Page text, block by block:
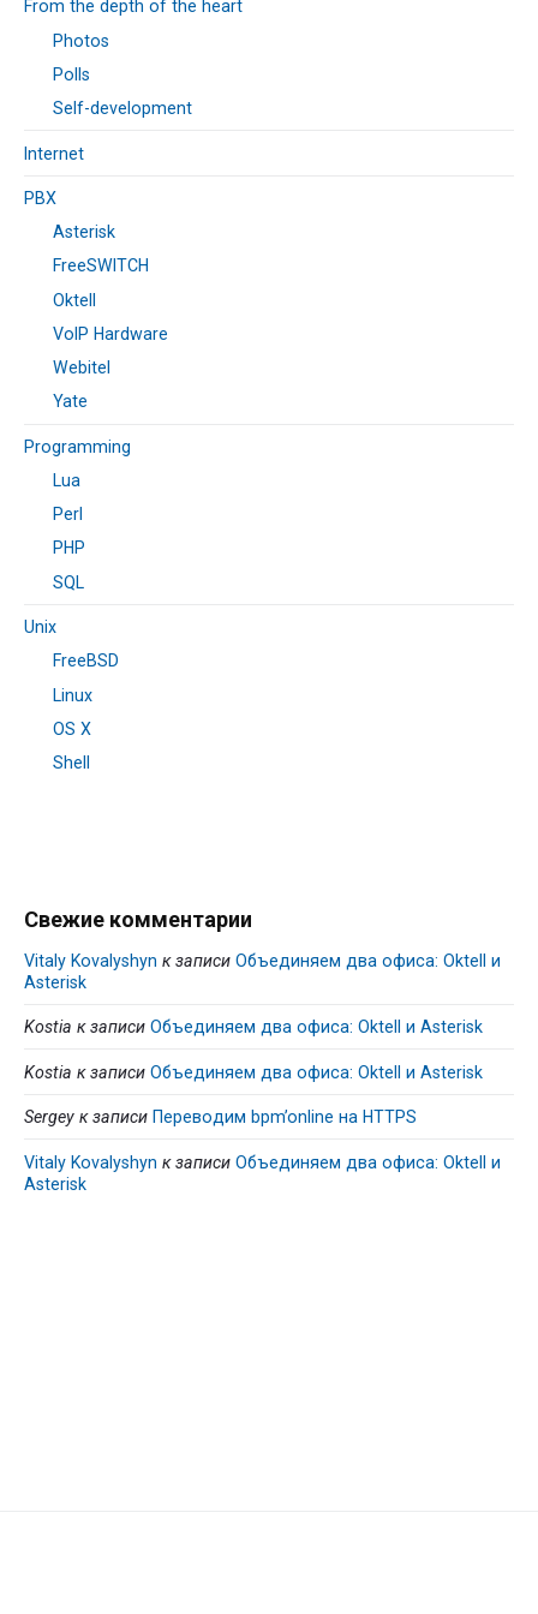
From the depth of the heart
Photos
Polls
Self-development
Internet
PBX
Asterisk
FreeSWITCH
Oktell
VoIP Hardware
Webitel
Yate
Programming
Lua
Perl
PHP
SQL
Unix
FreeBSD
Linux
OS X
Shell
Свежие комментарии
Vitaly Kovalyshyn к записи Объединяем два офиса: Oktell и
Asterisk
Kostia к записи Объединяем два офиса: Oktell и Asterisk
Kostia к записи Объединяем два офиса: Oktell и Asterisk
Sergey к записи Переводим bpm’online на HTTPS
Vitaly Kovalyshyn к записи Объединяем два офиса: Oktell и
Asterisk